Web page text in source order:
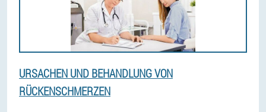
URSACHEN UND BEHANDLUNG VON
RÜCKENSCHMERZEN